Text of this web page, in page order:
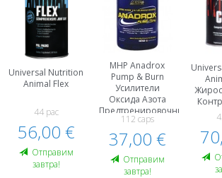
Universal Nutrition
Animal Flex
44 pac
56,00 €
Oтправим
завтра!
MHP Anadrox
Pump & Burn
Усилители
Оксида Азота
Предтренировочные
Комплексы Пeред
Тренировкой И
Энергетики
Контроль Веса
112 caps
37,00 €
Oтправим
завтра!